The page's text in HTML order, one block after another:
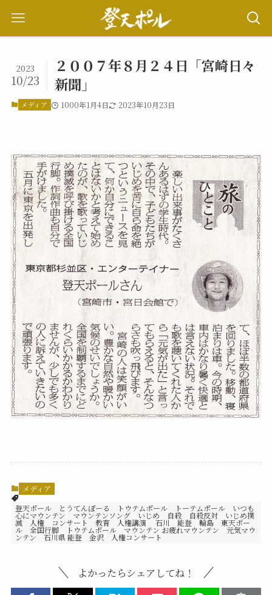
２００７年８月２４日「宮崎日々
新聞」
2023
10/23
メディア 1000年1月4日 2023年10月23日
メディア
登天ポール とうてんぽーる トウテムポール トーテムポール いつも
心にマウンテン マウンテンソング いじめ 自殺 自殺反対 いじめ撲
滅 人権 コンサート 教育 人権講演 石川 能登 輪島 東天ポー
ル 全国行脚 トウテムポール マウンテン お疲れマウンテン 元気マウ
ンテン 石川県 能登 金沢 人権コンサート
よかったらシェアしてね！